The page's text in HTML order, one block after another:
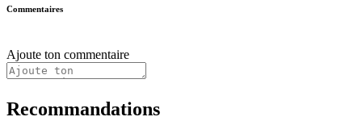
Commentaires
Ajoute ton commentaire
Recommandations